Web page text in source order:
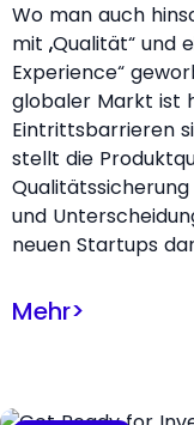
Wo man auch
mit „Qualität“ und
Experience“
globaler Markt ist
Eintrittsbarrieren
stellt die
und
neuen Startups
Mehr>